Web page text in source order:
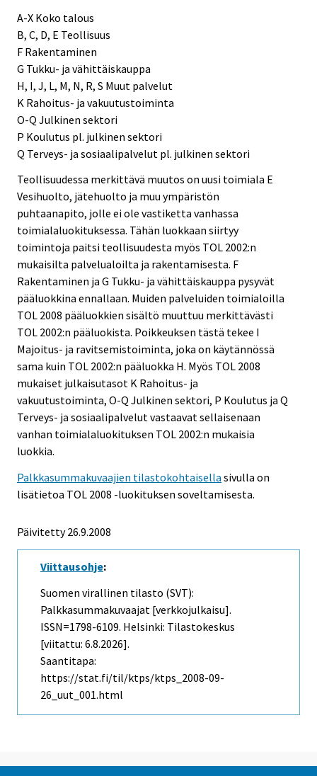
A-X Koko talous
B, C, D, E Teollisuus
F Rakentaminen
G Tukku- ja vähittäiskauppa
H, I, J, L, M, N, R, S Muut palvelut
K Rahoitus- ja vakuutustoiminta
O-Q Julkinen sektori
P Koulutus pl. julkinen sektori
Q Terveys- ja sosiaalipalvelut pl. julkinen sektori
Teollisuudessa merkittävä muutos on uusi toimiala E
Vesihuolto, jätehuolto ja muu ympäristön
puhtaanapito, jolle ei ole vastiketta vanhassa
toimialaluokituksessa. Tähän luokkaan siirtyy
toimintoja paitsi teollisuudesta myös TOL 2002:n
mukaisilta palvelualoilta ja rakentamisesta. F
Rakentaminen ja G Tukku- ja vähittäiskauppa pysyvät
pääluokkina ennallaan. Muiden palveluiden toimialoilla
TOL 2008 pääluokkien sisältö muuttuu merkittävästi
TOL 2002:n pääluokista. Poikkeuksen tästä tekee I
Majoitus- ja ravitsemistoiminta, joka on käytännössä
sama kuin TOL 2002:n pääluokka H. Myös TOL 2008
mukaiset julkaisutasot K Rahoitus- ja
vakuutustoiminta, O-Q Julkinen sektori, P Koulutus ja Q
Terveys- ja sosiaalipalvelut vastaavat sellaisenaan
vanhan toimialaluokituksen TOL 2002:n mukaisia
luokkia.
Palkkasummakuvaajien tilastokohtaisella sivulla on
lisätietoa TOL 2008 -luokituksen soveltamisesta.
Päivitetty26.9.2008
Viittausohje:
Suomen virallinen tilasto (SVT):
Palkkasummakuvaajat [verkkojulkaisu].
ISSN=1798-6109. Helsinki: Tilastokeskus
[viitattu: 6.8.2026].
Saantitapa:
https://stat.fi/til/ktps/ktps_2008-09-
26_uut_001.html